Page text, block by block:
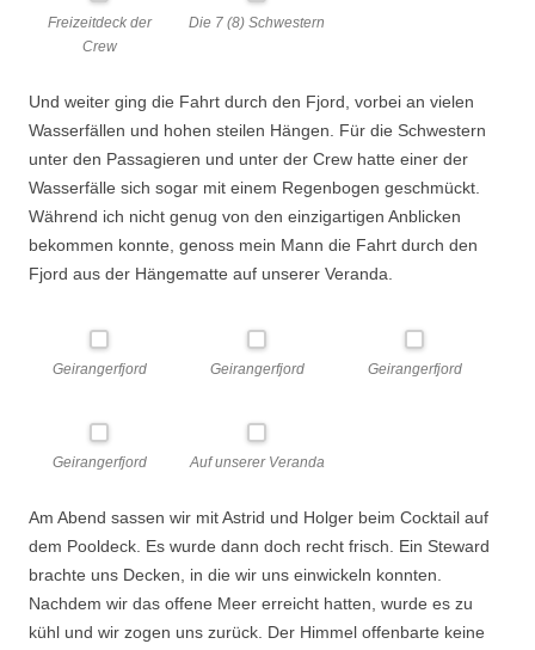
Freizeitdeck der
Crew
Die 7 (8) Schwestern
Und weiter ging die Fahrt durch den Fjord, vorbei an vielen
Wasserfällen und hohen steilen Hängen. Für die Schwestern
unter den Passagieren und unter der Crew hatte einer der
Wasserfälle sich sogar mit einem Regenbogen geschmückt.
Während ich nicht genug von den einzigartigen Anblicken
bekommen konnte, genoss mein Mann die Fahrt durch den
Fjord aus der Hängematte auf unserer Veranda.
Geirangerfjord Geirangerfjord Geirangerfjord
Geirangerfjord Auf unserer Veranda
Am Abend sassen wir mit Astrid und Holger beim Cocktail auf
dem Pooldeck. Es wurde dann doch recht frisch. Ein Steward
brachte uns Decken, in die wir uns einwickeln konnten.
Nachdem wir das offene Meer erreicht hatten, wurde es zu
kühl und wir zogen uns zurück. Der Himmel offenbarte keine